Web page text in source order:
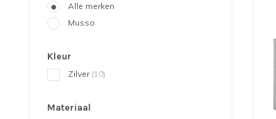
Alle merken
Musso
Kleur
Zilver (10)
Materiaal